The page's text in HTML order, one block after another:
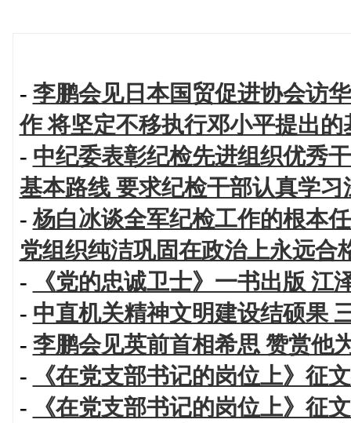
- 李鹏会见日本国贸促进协会访
作 将坚定不移执行邓小平提出
- 中纪委表彰纪检先进组织优秀
基本路线 要求纪检干部认真学
-杨白冰谈全军纪检工作的根本
党组织纯洁巩固在政治上永远合
-
《党的忠诚卫士》一书出版 江
- 中直机关精神文明建设结硕果
- 李鹏会见英前首相希思 赞赏他
-
《在党支部书记的岗位上》征
-
《在党支部书记的岗位上》征